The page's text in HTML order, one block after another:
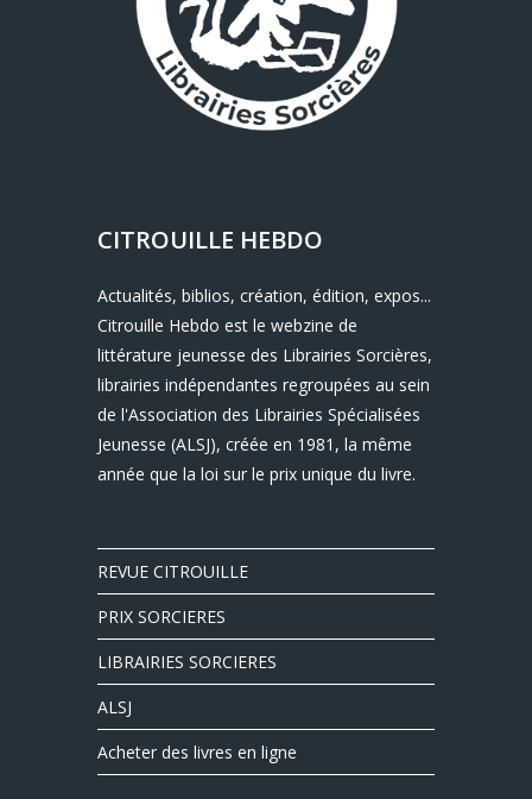
CITROUILLE HEBDO
Actualités, biblios, création, édition, expos...
Citrouille Hebdo est le webzine de
littérature jeunesse des Librairies Sorcières,
librairies indépendantes regroupées au sein
de l'Association des Librairies Spécialisées
Jeunesse (ALSJ), créée en 1981, la même
année que la loi sur le prix unique du livre.
REVUE CITROUILLE
PRIX SORCIERES
LIBRAIRIES SORCIERES
ALSJ
Acheter des livres en ligne